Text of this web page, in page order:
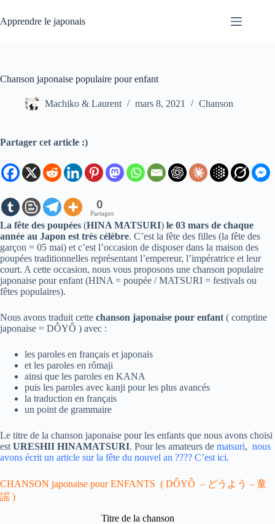
au
contenu
Apprendre le japonais
Chanson japonaise populaire pour enfant
Machiko & Laurent mars 8, 2021 Chanson
Partager cet article :)
0
Partages
La fête des poupées (HINA MATSURI) le 03 mars de chaque
année au Japon est très célèbre. C’est la fête des filles (la fête des
garçon = 05 mai) et c’est l’occasion de disposer dans la maison des
poupées traditionnelles représentant l’empereur, l’impératrice et leur
court. A cette occasion, nous vous proposons une chanson populaire
japonaise pour enfant (HINA = poupée / MATSURI = festivals ou
fêtes populaires).
Nous avons traduit cette chanson japonaise pour enfant ( comptine
japonaise = DÔYÔ ) avec :
les paroles en français et japonais
et les paroles en rômaji
ainsi que les paroles en KANA
puis les paroles avec kanji pour les plus avancés
la traduction en français
un point de grammaire
Le titre de la chanson japonaise pour les enfants que nous avons choisi
est URESHII HINAMATSURI. Pour les amateurs de matsuri, nous
avons écrit un article sur la fête du nouvel an ???? C’est ici.
CHANSON japonaise pour ENFANTS ( DÔYÔ – どうよう – 童
謡 )
Titre de la chanson